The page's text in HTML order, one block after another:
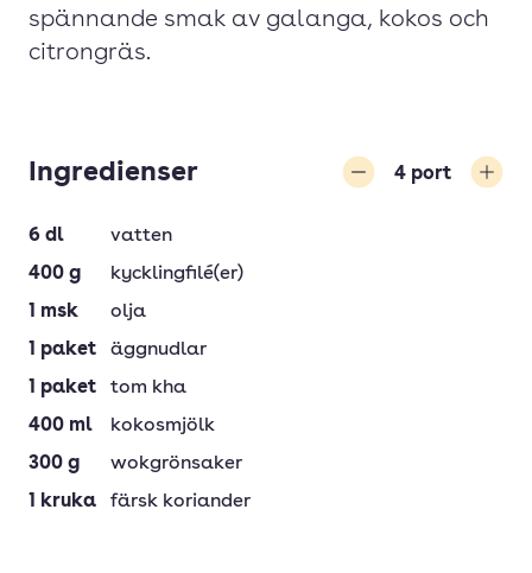
spännande smak av galanga, kokos och
citrongräs.
Ingredienser 4 port
6 dl
vatten
400 g
kycklingfilé(er)
1 msk
olja
1 paket
äggnudlar
1 paket
tom kha
400 ml
kokosmjölk
300 g
wokgrönsaker
1
kruka färsk koriander